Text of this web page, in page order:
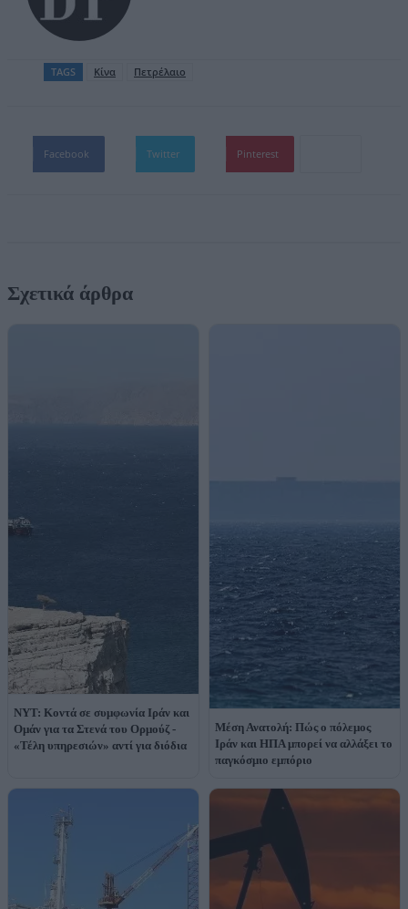
TAGS Κίνα Πετρέλαιο
Facebook Twitter Pinterest
Σχετικά άρθρα
NYT: Κοντά σε συμφωνία Ιράν και
Ομάν για τα Στενά του Ορμούζ -
«Τέλη υπηρεσιών» αντί για διόδια
Μέση Ανατολή: Πώς ο πόλεμος
Ιράν και ΗΠΑ μπορεί να αλλάξει το
παγκόσμιο εμπόριο